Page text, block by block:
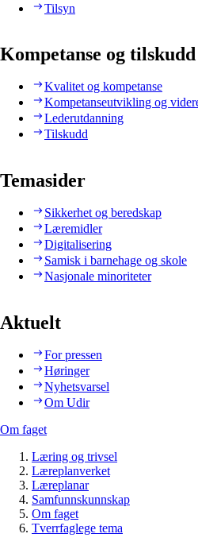
Tilsyn
Kompetanse og tilskudd
Kvalitet og kompetanse
Kompetanseutvikling og
Lederutdanning
Tilskudd
Temasider
Sikkerhet og beredskap
Læremidler
Digitalisering
Samisk i barnehage og skole
Nasjonale minoriteter
Aktuelt
For pressen
Høringer
Nyhetsvarsel
Om Udir
Om faget
Læring og trivsel
Læreplanverket
Læreplanar
Samfunnskunnskap
Om faget
Tverrfaglege tema